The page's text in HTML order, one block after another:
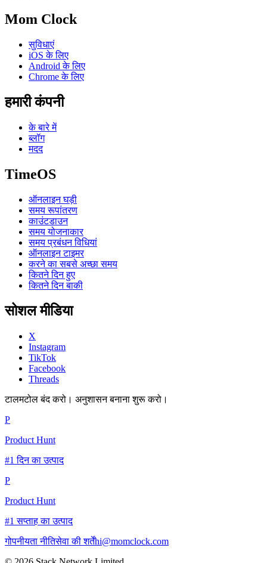
Mom Clock
सुविधाएं
iOS के लिए
Android के लिए
Chrome के लिए
हमारी कंपनी
के बारे में
ब्लॉग
मदद
TimeOS
ऑनलाइन घड़ी
समय रूपांतरण
काउंटडाउन
समय योजनाकार
समय प्रबंधन विधियां
ऑनलाइन टाइमर
करने का सबसे अच्छा समय
कितने दिन हुए
कितने दिन बाकी
सोशल मीडिया
X
Instagram
TikTok
Facebook
Threads
टालमटोल बंद करो। अनुशासन बनाना शुरू करो।
P
Product Hunt
#1 दिन का उत्पाद
P
Product Hunt
#1 सप्ताह का उत्पाद
गोपनीयता नीतिसेवा की शर्तेंhi@momclock.com